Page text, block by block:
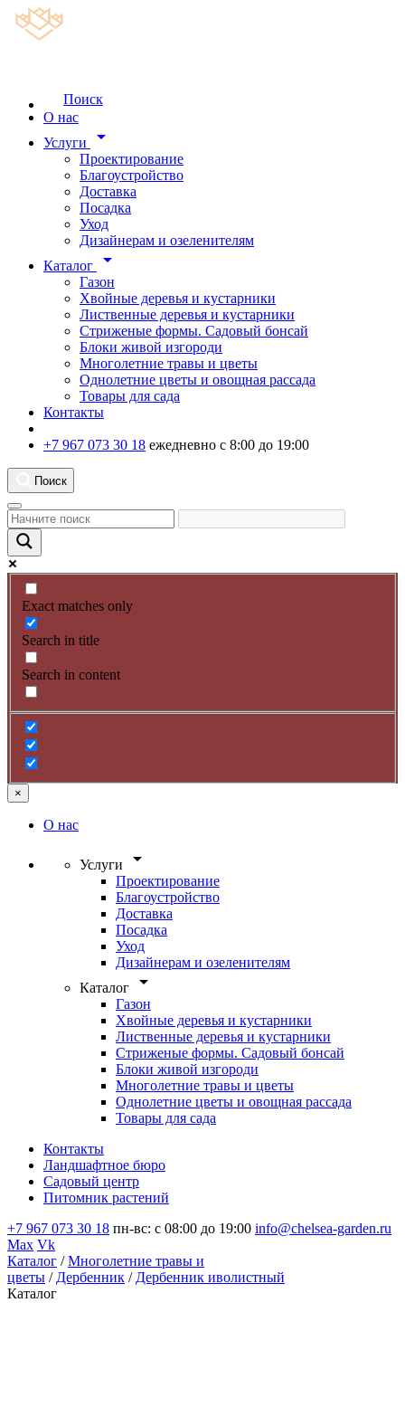
Поиск
О нас
Услуги
arrow_drop_down
Проектирование
Благоустройство
Доставка
Посадка
Уход
Дизайнерам и озеленителям
Каталог
arrow_drop_down
Газон
Хвойные деревья и кустарники
Лиственные деревья и кустарники
Стриженые формы. Садовый бонсай
Блоки живой изгороди
Многолетние травы и цветы
Однолетние цветы и овощная рассада
Товары для сада
Контакты
+7 967 073 30 18 ежедневно с 8:00 до 19:00
Поиск
Exact matches only
Search in title
Search in content
×
О нас
Услуги arrow_drop_down
Проектирование
Благоустройство
Доставка
Посадка
Уход
Дизайнерам и озеленителям
Каталог
arrow_drop_down
Газон
Хвойные деревья и кустарники
Лиственные деревья и кустарники
Стриженые формы. Садовый бонсай
Блоки живой изгороди
Многолетние травы и цветы
Однолетние цветы и овощная рассада
Товары для сада
Контакты
Ландшафтное бюро
Садовый центр
Питомник растений
+7 967 073 30 18 пн-вс: с 08:00 до 19:00 info@chelsea-garden.ru
Max Vk
Каталог /Многолетние травы и
цветы / Дербенник / Дербенник иволистный
Каталог